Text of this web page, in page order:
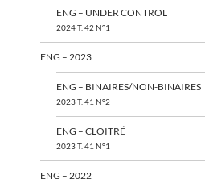
ENG – UNDER CONTROL
2024 T. 42 N°1
ENG – 2023
ENG – BINAIRES/NON-BINAIRES
2023 T. 41 N°2
ENG – CLOÎTRÉ
2023 T. 41 N°1
ENG – 2022